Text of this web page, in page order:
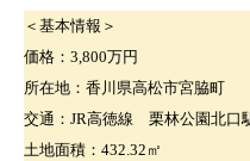
＜基本情報＞
価格：3,800万円
所在地：香川県高松市宮脇町
交通：JR高徳線 栗林公園北口
土地面積：432.32㎡